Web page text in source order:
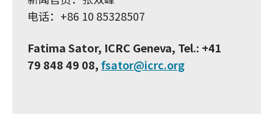
电话：+86 10 85328507
Fatima Sator, ICRC Geneva, Tel.: +41
79 848 49 08,fsator@icrc.org